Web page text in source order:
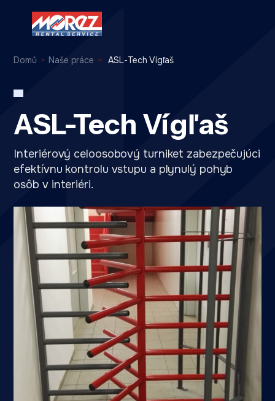
Domů Naše práce ASL-Tech Vígľaš
ASL-Tech Vígľaš
Interiérový celoosobový turniket zabezpečujúci
efektívnu kontrolu vstupu a plynulý pohyb
osôb v interiéri.